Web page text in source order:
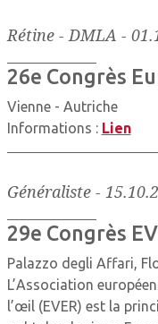
Rétine - DMLA -
26e Congrès
Vienne - Autriche
Informations : Lien
Généraliste-
29e Congrès
Palazzo degli Affari,
L’Association
l’œil (EVER) est la